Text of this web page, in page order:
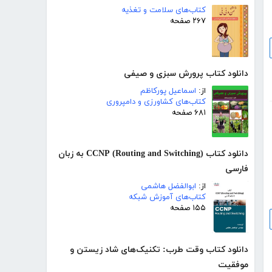
کتاب‌های سلامت و تغذیه
۲۶۷ صفحه
دانلود کتاب پرورش سبزی و صیفی
از: اسماعیل پورکاظم
کتاب‌های کشاورزی و دامپروری
۶۸۱ صفحه
دانلود کتاب (CCNP (Routing and Switching به زبان
فارسی
از: ابوالفضل هاشمی
کتاب‌های آموزش شبکه
۱۵۵ صفحه
دانلود کتاب وقت طرب: تکنیک‌های شاد زیستن و
موفقیت